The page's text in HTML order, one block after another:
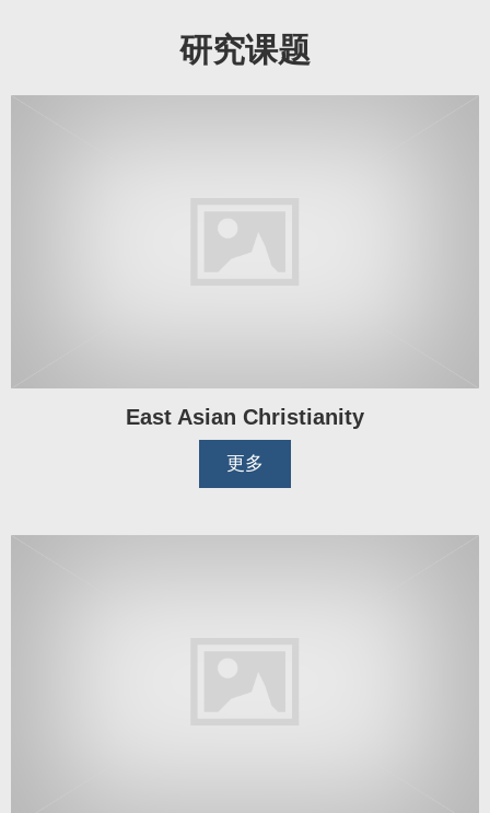
研究课题
East Asian Christianity
更多